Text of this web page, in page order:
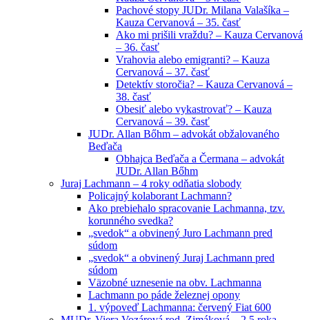
Pachové stopy JUDr. Milana Valašíka –
Kauza Cervanová – 35. časť
Ako mi prišili vraždu? – Kauza Cervanová
– 36. časť
Vrahovia alebo emigranti? – Kauza
Cervanová – 37. časť
Detektív storočia? – Kauza Cervanová –
38. časť
Obesiť alebo vykastrovať? – Kauza
Cervanová – 39. časť
JUDr. Allan Bőhm – advokát obžalovaného
Beďača
Obhajca Beďača a Čermana – advokát
JUDr. Allan Bőhm
Juraj Lachmann – 4 roky odňatia slobody
Policajný kolaborant Lachmann?
Ako prebiehalo spracovanie Lachmanna, tzv.
korunného svedka?
„svedok“ a obvinený Juro Lachmann pred
súdom
„svedok“ a obvinený Juraj Lachmann pred
súdom
Väzobné uznesenie na obv. Lachmanna
Lachmann po páde železnej opony
1. výpoveď Lachmanna: červený Fiat 600